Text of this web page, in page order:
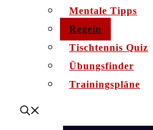
Mentale Tipps
Regeln
Tischtennis Quiz
Übungsfinder
Trainingspläne